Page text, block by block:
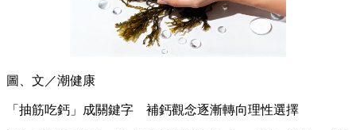
圖、文／潮健康
「抽筋吃鈣」成關鍵字 補鈣觀念逐漸轉向理性選擇